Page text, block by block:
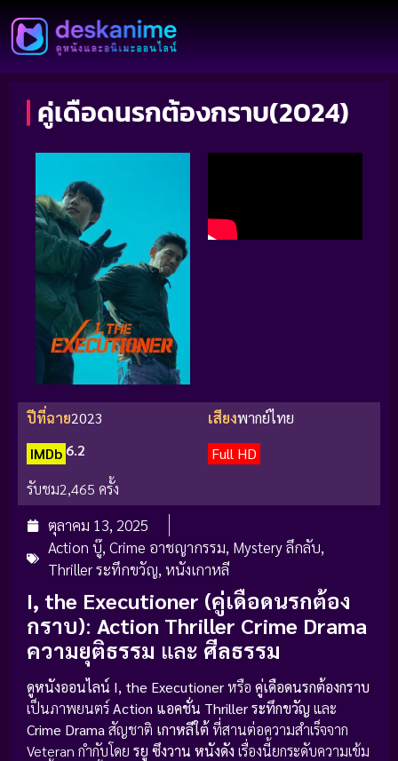
คู่เดือดนรกต้องกราบ(2024)
ปีที่ฉาย2023 เสียงพากย์ไทย
IMDb 6.2
Full HD
รับชม2,465 ครั้ง
ตุลาคม 13, 2025
Action บู๊, Crime อาชญากรรม, Mystery ลึกลับ,
Thriller ระทึกขวัญ, หนังเกาหลี
I, the Executioner (คู่เดือดนรกต้อง
กราบ): Action Thriller Crime Drama
ความยุติธรรม และ ศีลธรรม
ดูหนังออนไลน์ I, the Executionerหรือ คู่เดือดนรกต้องกราบ
เป็นภาพยนตร์Action แอคชั่น Thriller ระทึกขวัญ และ
Crime Drama สัญชาติ เกาหลีใต้ ที่สานต่อความสำเร็จจาก
Veteran กำกับโดย รยู ซึงวาน หนังดัง เรื่องนี้ยกระดับความเข้ม